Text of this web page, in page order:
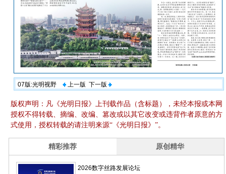
07版:光明视野 上一版 下一版
版权声明：凡《光明日报》上刊载作品（含标题），未经本报或本网
授权不得转载、摘编、改编、篡改或以其它改变或违背作者原意的方
式使用，授权转载的请注明来源“《光明日报》”。